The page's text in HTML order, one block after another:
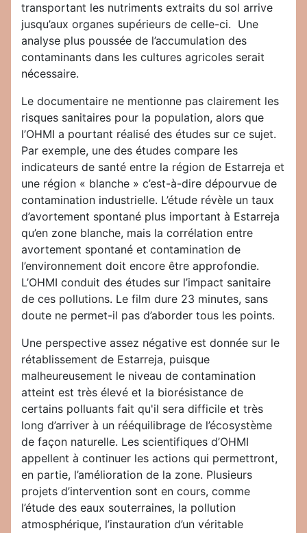
transportant les nutriments extraits du sol arrive
jusqu’aux organes supérieurs de celle-ci. Une
analyse plus poussée de l’accumulation des
contaminants dans les cultures agricoles serait
nécessaire.
Le documentaire ne mentionne pas clairement les
risques sanitaires pour la population, alors que
l’OHMI a pourtant réalisé des études sur ce sujet.
Par exemple, une des études compare les
indicateurs de santé entre la région de Estarreja et
une région « blanche » c’est-à-dire dépourvue de
contamination industrielle. L’étude révèle un taux
d’avortement spontané plus important à Estarreja
qu’en zone blanche, mais la corrélation entre
avortement spontané et contamination de
l’environnement doit encore être approfondie.
L’OHMI conduit des études sur l’impact sanitaire
de ces pollutions. Le film dure 23 minutes, sans
doute ne permet-il pas d’aborder tous les points.
Une perspective assez négative est donnée sur le
rétablissement de Estarreja, puisque
malheureusement le niveau de contamination
atteint est très élevé et la biorésistance de
certains polluants fait qu'il sera difficile et très
long d’arriver à un rééquilibrage de l’écosystème
de façon naturelle. Les scientifiques d’OHMI
appellent à continuer les actions qui permettront,
en partie, l’amélioration de la zone. Plusieurs
projets d’intervention sont en cours, comme
l’étude des eaux souterraines, la pollution
atmosphérique, l’instauration d’un véritable